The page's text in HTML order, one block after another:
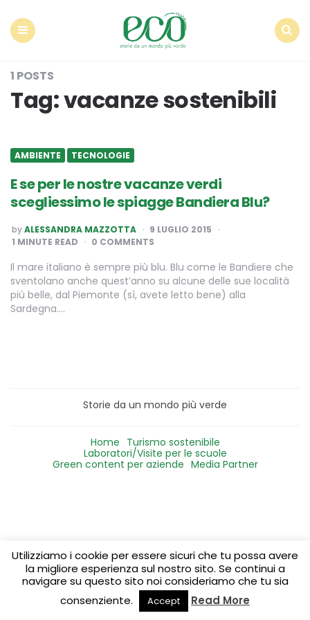
1 POSTS
Tag:vacanze sostenibili
AMBIENTE TECNOLOGIE
E se per le nostre vacanze verdi
scegliessimo le spiagge Bandiera Blu?
POSTED
BY
byALESSANDRA MAZZOTTA
9 LUGLIO 2015
1 MINUTE READ 0 COMMENTS
Il mare italiano è sempre più blu. Blu come le Bandiere che
sventolano anche quest’anno su alcune delle sue località
più belle, dal Piemonte (sì, avete letto bene) alla
Sardegna….
Storie da un mondo più verde
Home Turismo sostenibile
Laboratori/Visite per le scuole
Green content per aziende Media Partner
Utilizziamo i cookie per essere sicuri che tu possa avere
la migliore esperienza sul nostro sito. Se continui a
navigare su questo sito noi consideriamo che tu sia
consenziente.
Accept Read More